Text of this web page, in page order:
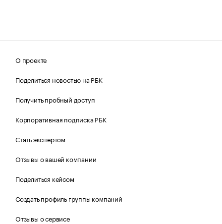
О проекте
Поделиться новостью на РБК
Получить пробный доступ
Корпоративная подписка РБК
Стать экспертом
Отзывы о вашей компании
Поделиться кейсом
Создать профиль группы компаний
Отзывы о сервисе